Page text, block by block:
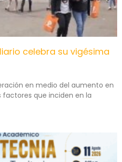
celebra su vigésima
en medio del aumento en
factores que inciden en la